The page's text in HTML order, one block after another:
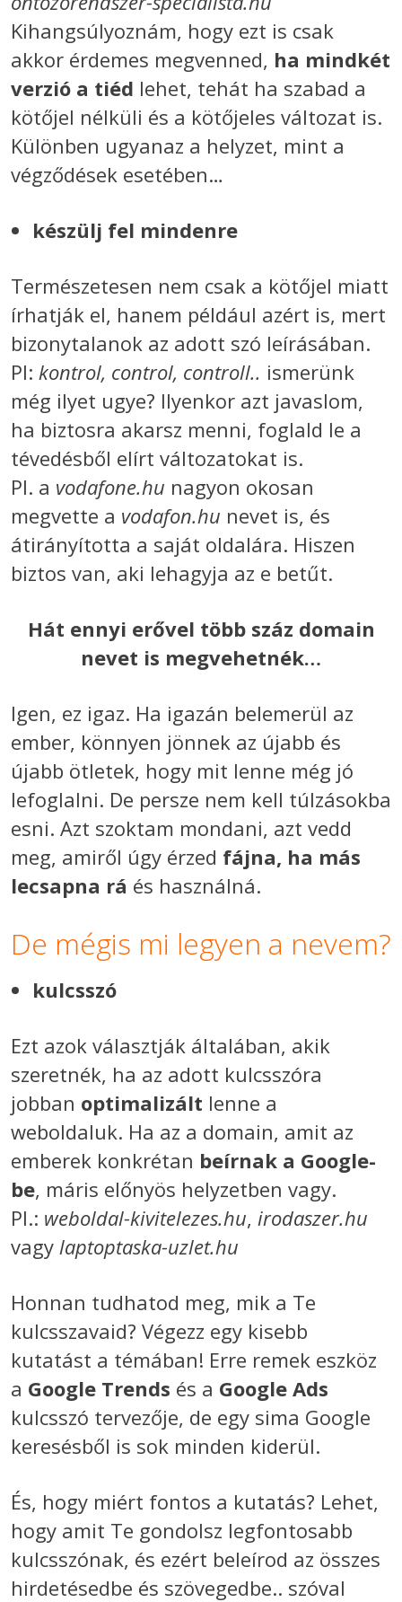
Kihangsúlyoznám, hogy ezt is csak
akkor érdemes megvenned, ha mindkét
verzió a tiéd lehet, tehát ha szabad a
kötőjel nélküli és a kötőjeles változat is.
Különben ugyanaz a helyzet, mint a
végződések esetében…
készülj fel mindenre
Természetesen nem csak a kötőjel miatt
írhatják el, hanem például azért is, mert
bizonytalanok az adott szó leírásában.
Pl: kontrol, control, controll.. ismerünk
még ilyet ugye? Ilyenkor azt javaslom,
ha biztosra akarsz menni, foglald le a
tévedésből elírt változatokat is.
Pl. a vodafone.hu nagyon okosan
megvette a vodafon.hu nevet is, és
átirányította a saját oldalára. Hiszen
biztos van, aki lehagyja az e betűt.
Hát ennyi erővel több száz domain
nevet is megvehetnék…
Igen, ez igaz. Ha igazán belemerül az
ember, könnyen jönnek az újabb és
újabb ötletek, hogy mit lenne még jó
lefoglalni. De persze nem kell túlzásokba
esni. Azt szoktam mondani, azt vedd
meg, amiről úgy érzed fájna, ha más
lecsapna rá és használná.
De mégis mi legyen a nevem?
kulcsszó
Ezt azok választják általában, akik
szeretnék, ha az adott kulcsszóra
jobban optimalizált lenne a
weboldaluk. Ha az a domain, amit az
emberek konkrétan beírnak a Google-
be, máris előnyös helyzetben vagy.
Pl.: weboldal-kivitelezes.hu, irodaszer.hu
vagy laptoptaska-uzlet.hu
Honnan tudhatod meg, mik a Te
kulcsszavaid? Végezz egy kisebb
kutatást a témában! Erre remek eszköz
a Google Trends és a Google Ads
kulcsszó tervezője, de egy sima Google
keresésből is sok minden kiderül.
És, hogy miért fontos a kutatás? Lehet,
hogy amit Te gondolsz legfontosabb
kulcsszónak, és ezért beleírod az összes
hirdetésedbe és szövegedbe.. szóval